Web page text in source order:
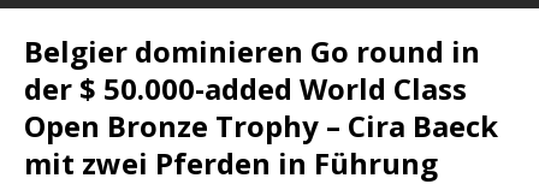
Belgier dominieren Go round in
der $ 50.000-added World Class
Open Bronze Trophy – Cira Baeck
mit zwei Pferden in Führung